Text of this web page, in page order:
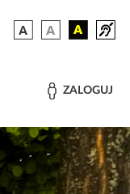
ZALOGUJ